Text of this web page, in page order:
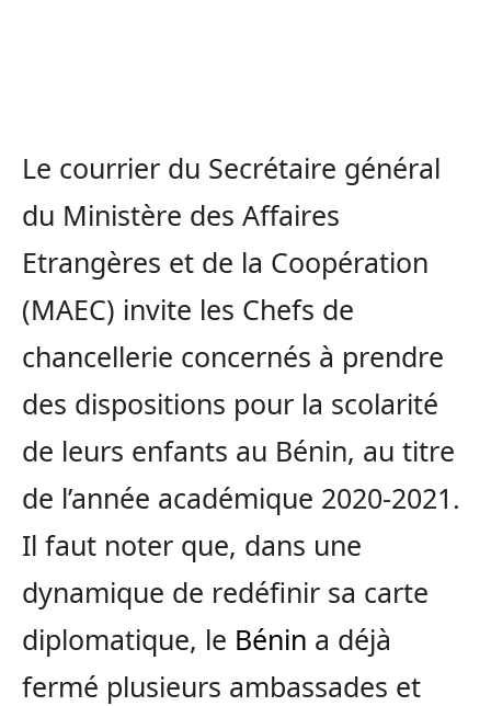
Le courrier du Secrétaire général
du Ministère des Affaires
Etrangères et de la Coopération
(MAEC) invite les Chefs de
chancellerie concernés à prendre
des dispositions pour la scolarité
de leurs enfants au Bénin, au titre
de l’année académique 2020-2021.
Il faut noter que, dans une
dynamique de redéfinir sa carte
diplomatique, le Bénin a déjà
fermé plusieurs ambassades et